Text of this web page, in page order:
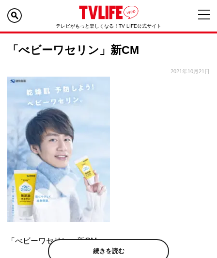
テレビがもっと楽しくなる！TV LIFE公式サイト
「べビーワセリン」新CM
2021年10月21日
「べビーワセリン」新CM
続きを読む